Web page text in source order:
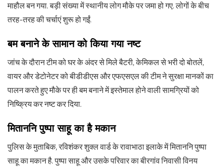
माहौल बन गया. बड़ी संख्या में स्थानीय लोग मौके पर जमा हो गए. लोगों के बीच
तरह-तरह की चर्चाएं शुरू हो गईं.
बम बनाने के सामान को किया गया नष्ट
जांच के दौरान टीम को घर के अंदर से मिले बैटरी, केमिकल से भरी दो बोतलें,
वायर और डेटोनेटर को बीडीडीएस और एफएसएल की टीम ने सुरक्षा मानकों का
पालन करते हुए मौके पर ही बम बनाने में इस्तेमाल होने वाली सामग्रियों को
निष्क्रिय कर नष्ट कर दिया.
मिताननि पुष्पा साहू का है मकान
पुलिस के मुताबिक, रविशंकर शुक्ल वार्ड के रावाभाठा इलाके में मिताननि पुष्पा
साहू का मकान है. पुष्पा साहू और उसके परिवार का बीरगांव निवासी विनय